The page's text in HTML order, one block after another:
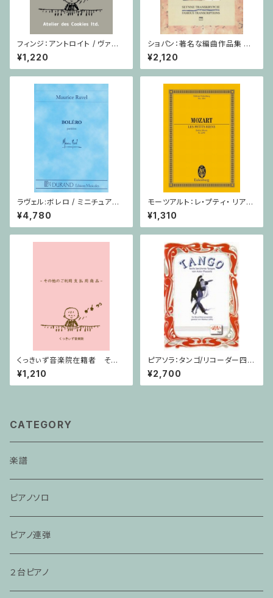
フィンジ：アントロイト / ヴァイ
オリン・ピアノ
¥1,220
ショパン：著名な編曲作品集 第
2巻 / ヴァイオリン・ピアノ
¥2,120
ラヴェル:ボレロ / ミニチュアス
コア
¥4,780
モーツアルト：レ・プティ・ リア
ン/ミニチュアスコア
¥1,310
くっきぃず音楽院在籍者 その
他のご利用支払用商品 テクニ
ック
¥1,210
ピアソラ：タンゴ/リコーダー四重
奏
¥2,700
CATEGORY
楽譜
ピアノソロ
ピアノ連弾
２台ピアノ